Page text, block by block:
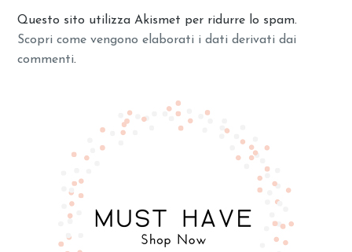
Questo sito utilizza Akismet per ridurre lo spam.
Scopri come vengono elaborati i dati derivati dai
commenti.